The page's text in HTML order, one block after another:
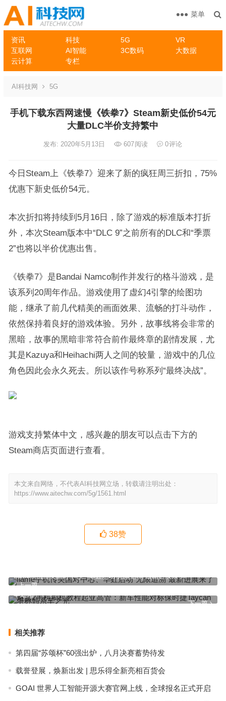
资讯 科技 5G
VR
互联网
AI智能 3C数码
大数据
云计算
专栏
菜单
AI科技网 5G
手机下载东西网速慢《铁拳7》Steam新史低价54元
大量DLC半价支持繁中
发布: 2020年5月13日 607阅读 0评论
今日Steam上《铁拳7》迎来了新的疯狂周三折扣，75%
优惠下新史低价54元。
本次折扣将持续到5月16日，除了游戏的标准版本打折
外，本次Steam版本中“DLC 9”之前所有的DLC和“季票
2”也将以半价优惠出售。
《铁拳7》是Bandai Namco制作并发行的格斗游戏，是
该系列20周年作品。游戏使用了虚幻4引擎的绘图功
能，继承了前几代精美的画面效果、流畅的打斗动作，
依然保持着良好的游戏体验。另外，故事线将会非常的
黑暗，故事的黑暗非常符合前作最终章的剧情发展，尤
其是Kazuya和Heihachi两人之间的较量，游戏中的几位
角色因此会永久死去。所以该作号称系列“最终决战”。
游戏支持繁体中文，感兴趣的朋友可以点击下方的
Steam商店页面进行查看。
本文来自网络，不代表AI科技网立场，转载请注明出处：
https://www.aitechw.com/5g/1561.html
38赞
上一篇
flame手机传美国对中芯、华虹启动“无限追溯”最新进展来了
下一篇
魅蓝2手机刷机教程起亚高管：新车性能对标保时捷Taycan 堪称韩系
车之光
相关推荐
第四届“苏颂杯”60强出炉，八月决赛蓄势待发
载誉登展，焕新出发 | 思乐得全新亮相百货会
GOAI 世界人工智能开源大赛官网上线，全球报名正式开启